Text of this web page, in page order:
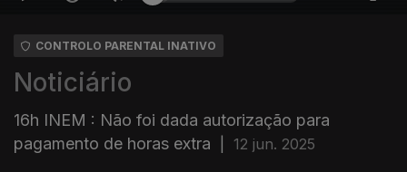
CONTROLO PARENTAL INATIVO
Noticiário
16h INEM : Não foi dada autorização para
pagamento de horas extra
12 jun. 2025